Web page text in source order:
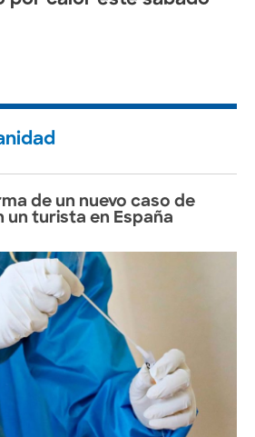
de un nuevo caso de
un turista en España